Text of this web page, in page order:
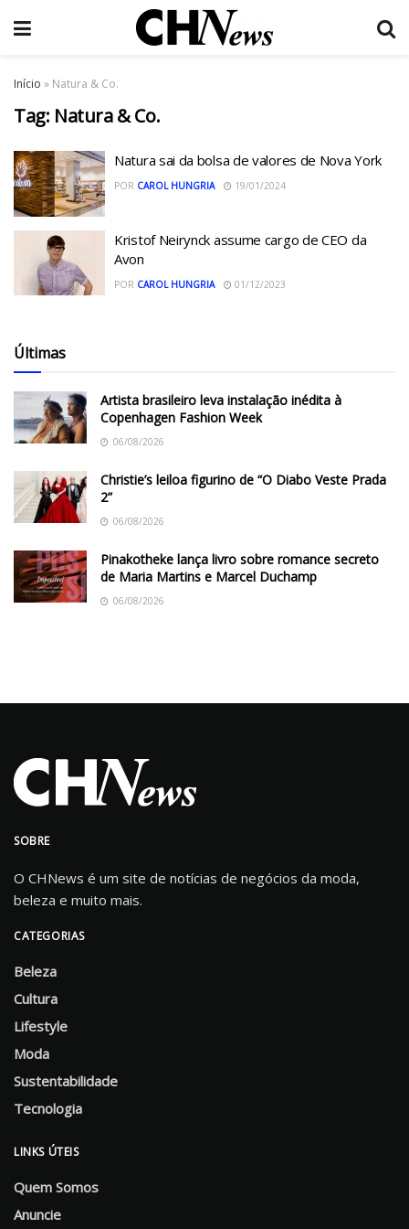
Início » Natura & Co.
Tag: Natura & Co.
Natura sai da bolsa de valores de Nova York
POR CAROL HUNGRIA 19/01/2024
Kristof Neirynck assume cargo de CEO da
Avon
POR CAROL HUNGRIA 01/12/2023
Últimas
Artista brasileiro leva instalação inédita à
Copenhagen Fashion Week
06/08/2026
Christie’s leiloa figurino de “O Diabo Veste Prada
2”
06/08/2026
Pinakotheke lança livro sobre romance secreto
de Maria Martins e Marcel Duchamp
06/08/2026
SOBRE
O CHNews é um site de notícias de negócios da moda,
beleza e muito mais.
CATEGORIAS
Beleza
Cultura
Lifestyle
Moda
Sustentabilidade
Tecnologia
LINKS ÚTEIS
Quem Somos
Anuncie